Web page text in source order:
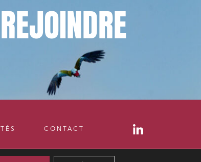
REJOINDRE
CONTACT